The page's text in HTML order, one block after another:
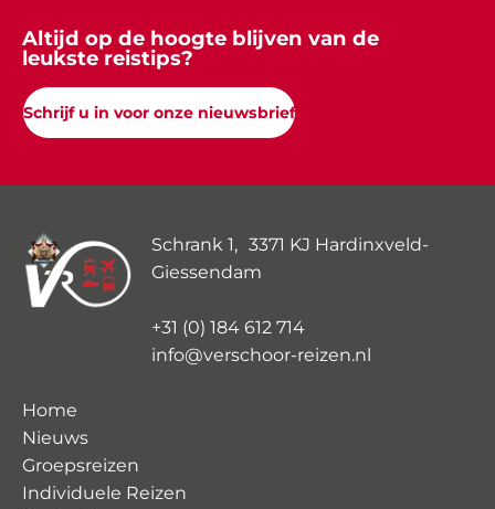
Altijd op de hoogte blijven van de
leukste reistips?
Schrijf u in voor onze nieuwsbrief
Schrank 1, 3371 KJ Hardinxveld-
Giessendam
+31 (0) 184 612 714
info@verschoor-reizen.nl
Home
Nieuws
Groepsreizen
Individuele Reizen